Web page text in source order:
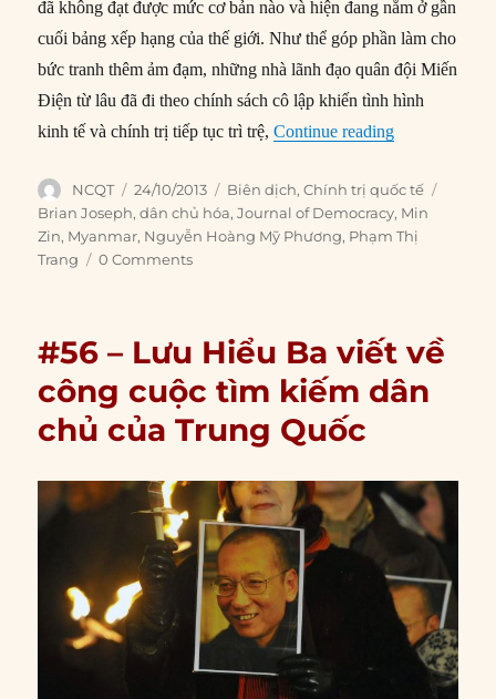
đã không đạt được mức cơ bản nào và hiện đang nằm ở gần
cuối bảng xếp hạng của thế giới. Như thể góp phần làm cho
bức tranh thêm ảm đạm, những nhà lãnh đạo quân đội Miến
Điện từ lâu đã đi theo chính sách cô lập khiến tình hình
kinh tế và chính trị tiếp tục trì trệ,Continue reading“#74 – Miến
Author
NCQT
Posted
on
24/10/2013 Categories
Biên dịch,Chính trị quốc tế
Brian Joseph,dân chủ hóa,Journal of Democracy, Min
Zin, Myanmar, Nguyễn Hoàng Mỹ Phương, Phạm Thị
Trang
0 Comments
#56 – Lưu Hiểu Ba viết về
công cuộc tìm kiếm dân
chủ của Trung Quốc